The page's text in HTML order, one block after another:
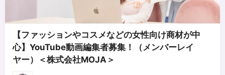
【ファッションやコスメなどの女性向け商材が中
心】YouTube動画編集者募集！（メンバーレイ
ヤー）＜株式会社MOJA＞